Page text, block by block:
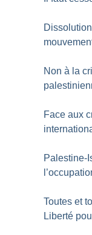
Non à la
Face aux
Palestine-
Toutes et
Liberté